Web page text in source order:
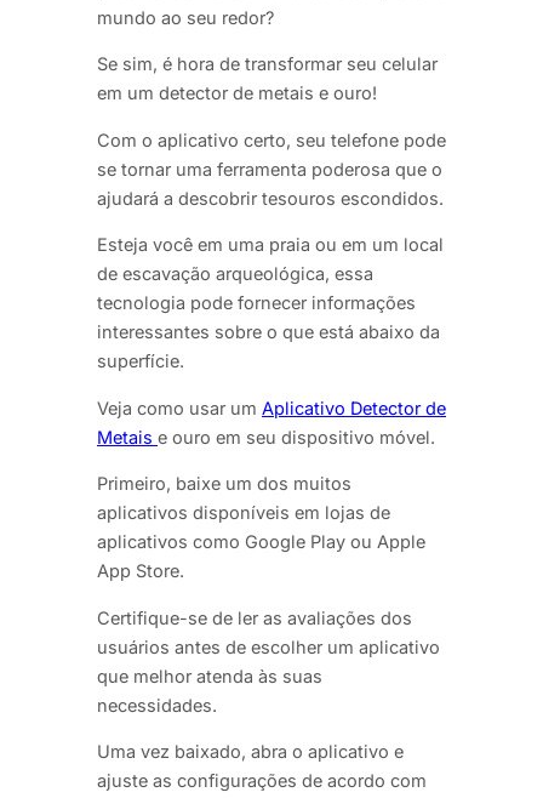
mundo ao seu redor?
Se sim, é hora de transformar seu celular
em um detector de metais e ouro!
Com o aplicativo certo, seu telefone pode
se tornar uma ferramenta poderosa que o
ajudará a descobrir tesouros escondidos.
Esteja você em uma praia ou em um local
de escavação arqueológica, essa
tecnologia pode fornecer informações
interessantes sobre o que está abaixo da
superfície.
Veja como usar um Aplicativo Detector de
Metais e ouro em seu dispositivo móvel.
Primeiro, baixe um dos muitos
aplicativos disponíveis em lojas de
aplicativos como Google Play ou Apple
App Store.
Certifique-se de ler as avaliações dos
usuários antes de escolher um aplicativo
que melhor atenda às suas
necessidades.
Uma vez baixado, abra o aplicativo e
ajuste as configurações de acordo com